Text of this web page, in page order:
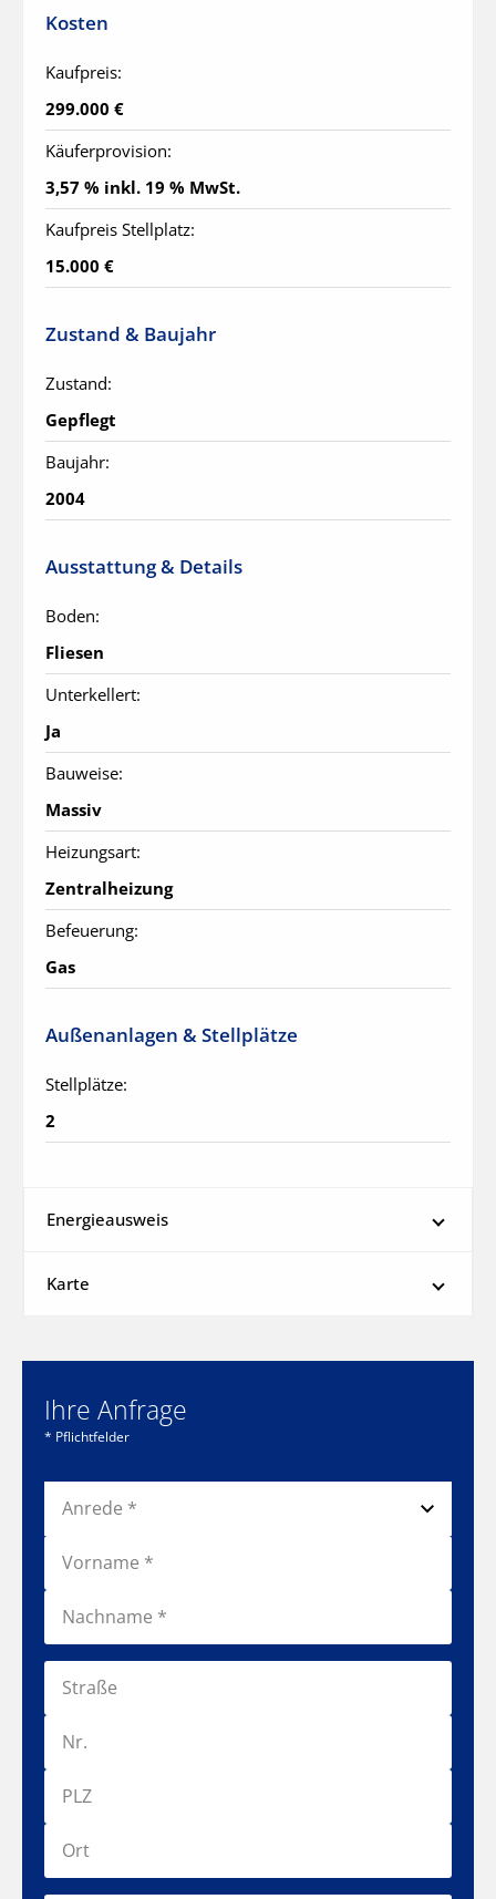
Kosten
Kaufpreis:
299.000 €
Käuferprovision:
3,57 % inkl. 19 % MwSt.
Kaufpreis Stellplatz:
15.000 €
Zustand & Baujahr
Zustand:
Gepflegt
Baujahr:
2004
Ausstattung & Details
Boden:
Fliesen
Unterkellert:
Ja
Bauweise:
Massiv
Heizungsart:
Zentralheizung
Befeuerung:
Gas
Außenanlagen & Stellplätze
Stellplätze:
2
Energieausweis
Karte
Ihre Anfrage
* Pflichtfelder